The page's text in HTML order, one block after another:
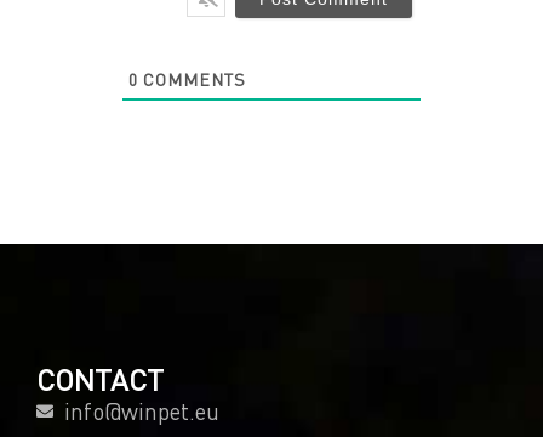
0 COMMENTS
CONTACT
info@winpet.eu